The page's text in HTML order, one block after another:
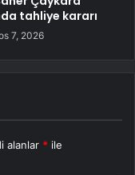
tahliye kararı
7, 2026
alanlar * ile